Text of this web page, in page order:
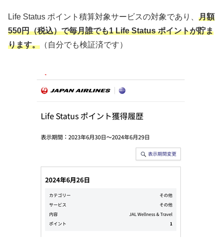
Life Status ポイント積算対象サービスの対象であり、 月額
550円（税込）で毎月誰でも1 Life Status ポイントが貯ま
ります。 （自分でも検証済です）